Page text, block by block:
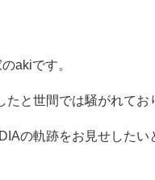
akiです。
たと世間では騒がれてお
の軌跡をお見せしたい